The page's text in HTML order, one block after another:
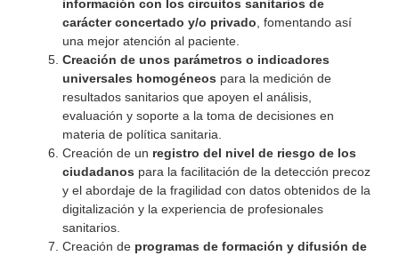
información con los circuitos sanitarios de
carácter concertado y/o privado , fomentando así
una mejor atención al paciente.
Creación de unos parámetros o indicadores
universales homogéneos para la medición de
resultados sanitarios que apoyen el análisis,
evaluación y soporte a la toma de decisiones en
materia de política sanitaria.
Creación de un registro del nivel de riesgo de los
ciudadanos para la facilitación de la detección precoz
y el abordaje de la fragilidad con datos obtenidos de la
digitalización y la experiencia de profesionales
sanitarios.
Creación de programas de formación y difusión de